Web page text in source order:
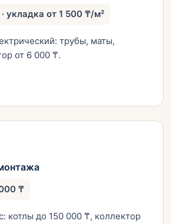
укладка от 1 500 ₸/м²
трубы, маты,
от 6 000 ₸.
₸
котлы до 150 000 ₸, коллектор